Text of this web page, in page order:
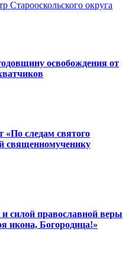
Старооскольского округа
освобождения от
«По следам святого
священномученику
силой православной веры
икона, Богородица!»